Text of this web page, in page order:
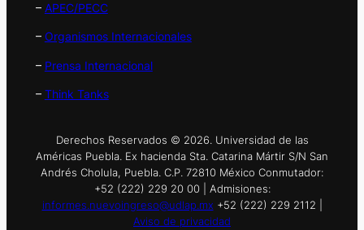
– APEC/PECC
– Organismos Internacionales
– Prensa Internacional
– Think Tanks
Derechos Reservados © 2026. Universidad de las
Américas Puebla. Ex hacienda Sta. Catarina Mártir S/N San
Andrés Cholula, Puebla. C.P. 72810 México Conmutador:
+52 (222) 229 20 00 | Admisiones:
informes.nuevoingreso@udlap.mx +52 (222) 229 2112 |
Aviso de privacidad